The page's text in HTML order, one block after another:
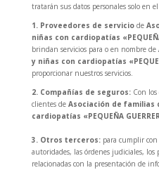
tratarán sus datos personales solo en
1. Proveedores de serviciode
niñas con cardiopatías
brindan servicios para o en nombre de
y niñas con cardiopatías
proporcionar nuestros servicios.
2. Compañías de seguros:Con los
clientes de Asociación de familias
cardiopatías «PEQUEÑA
3. Otros terceros:para cumplir con
autoridades, las órdenes judiciales, los
relacionadas con la presentación de